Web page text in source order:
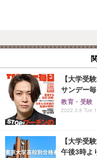
【大学受
サンデー毎
教育・受験
2022.3.8 Tue
【大学受
午後3時よ